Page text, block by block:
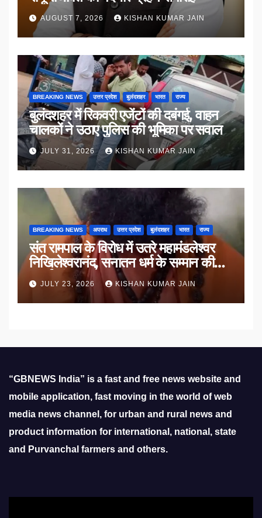
AUGUST 7, 2026 KISHAN KUMAR JAIN
BREAKING NEWS उत्तर प्रदेश बुलंदशहर भारत राज्य
बुलंदशहर में रिकवरी एजेंटों की दबंगई, वाहन
चालकों ने उठाए पुलिस की भूमिका पर सवाल
JULY 31, 2026 KISHAN KUMAR JAIN
BREAKING NEWS अपराध उत्तर प्रदेश बुलंदशहर भारत राज्य
संत रामपाल के विरोध में उतरे महामंडलेश्वर
निखिलेश्वरानंद, सनातन धर्म के सम्मान की
उठाई मांग
JULY 23, 2026 KISHAN KUMAR JAIN
“GBNEWS India” is a fast and free news website and
mobile application, fast moving in the world of web
media news channel, for urban and rural news and
product information for international, national, state
and Purvanchal farmers and others.